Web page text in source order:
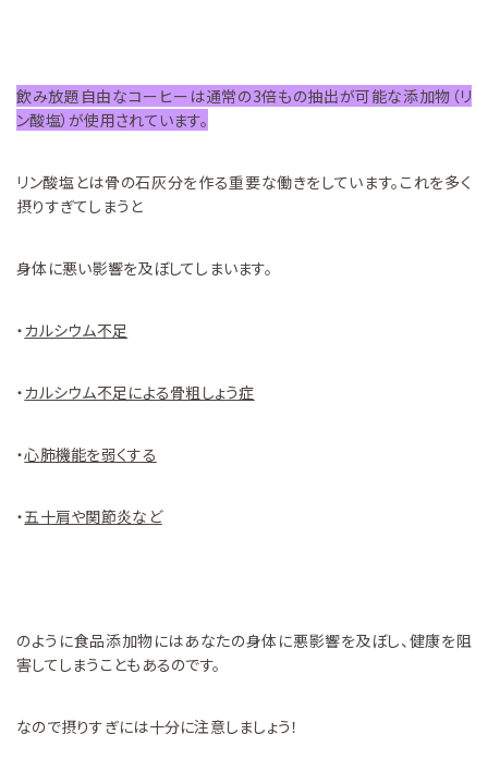
飲み放題自由なコーヒーは通常の3倍もの抽出が可能な添加物（リ
ン酸塩）が使用されています。
リン酸塩とは骨の石灰分を作る重要な働きをしています。これを多く
摂りすぎてしまうと
身体に悪い影響を及ぼしてしまいます。
・カルシウム不足
・カルシウム不足による骨粗しょう症
・心肺機能を弱くする
・五十肩や関節炎など
のように食品添加物にはあなたの身体に悪影響を及ぼし、健康を阻
害してしまうこともあるのです。
なので摂りすぎには十分に注意しましょう！